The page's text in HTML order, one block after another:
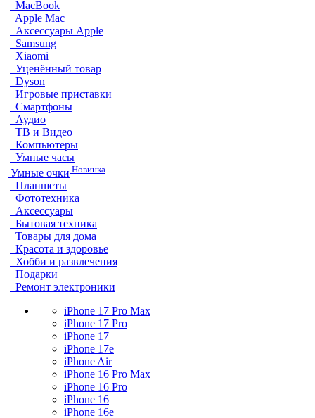
MacBook
Apple Mac
Аксессуары Apple
Samsung
Xiaomi
Уценённый товар
Dyson
Игровые приставки
Смартфоны
Аудио
ТВ и Видео
Компьютеры
Умные часы
Умные очки Новинка
Планшеты
Фототехника
Аксессуары
Бытовая техника
Товары для дома
Красота и здоровье
Хобби и развлечения
Подарки
Ремонт электроники
iPhone 17 Pro Max
iPhone 17 Pro
iPhone 17
iPhone 17e
iPhone Air
iPhone 16 Pro Max
iPhone 16 Pro
iPhone 16
iPhone 16e